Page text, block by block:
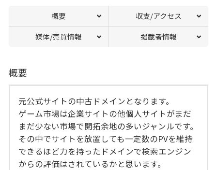
概要 収支/アクセス
媒体/売買情報 掲載者情報
概要
元公式サイトの中古ドメインとなります。
ゲーム市場は企業サイトの他個人サイトがまだ
まだ少ない市場で開拓余地の多いジャンルです。
その中でサイトを放置しても一定数のPVを維持
できるほど力を持ったドメインで検索エンジン
からの評価はされているかと思います。